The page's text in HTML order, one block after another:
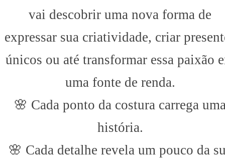
vai descobrir uma nova forma de
expressar sua criatividade, criar
únicos ou até transformar essa paixão
uma fonte de renda.
🌸 Cada ponto da costura carrega
história.
🌸 Cada detalhe revela um pouco da